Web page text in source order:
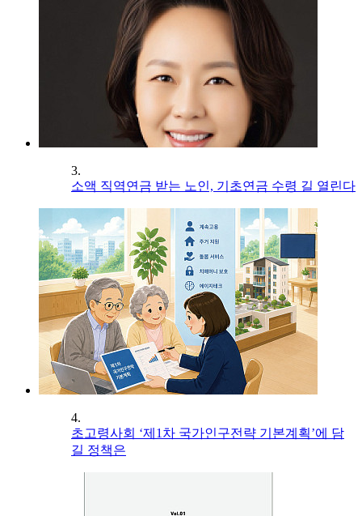
3.
소액 직역연금 받는 노인, 기초연금 수령 길 열린다
4.
초고령사회 ‘제1차 국가인구전략 기본계획’에 담
길 정책은